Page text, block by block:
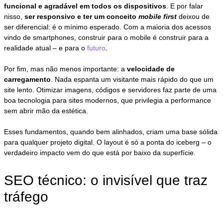
funcional e agradável em todos os dispositivos . E por falar
nisso,ser responsivo e ter um conceitomobile first deixou de
ser diferencial: é o mínimo esperado. Com a maioria dos acessos
vindo de smartphones, construir para o mobile é construir para a
realidade atual – e para ofuturo
Por fim, mas não menos importante: avelocidade de
carregamento . Nada espanta um visitante mais rápido do que um
site lento. Otimizar imagens, códigos e servidores faz parte de uma
boa tecnologia para sites modernos, que privilegia a performance
sem abrir mão da estética.
Esses fundamentos, quando bem alinhados, criam uma base sólida
para qualquer projeto digital. O layout é só a ponta do iceberg – o
verdadeiro impacto vem do que está por baixo da superfície.
SEO técnico: o invisível que traz
tráfego